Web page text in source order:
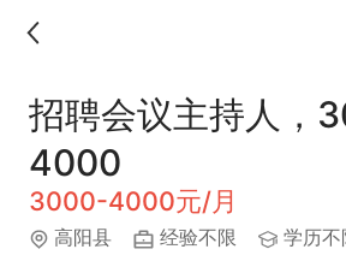
招聘会议主持人，
4000
3000-4000元/月
高阳县 经验不限 学历不